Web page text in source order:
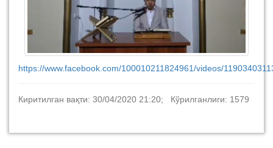
https://www.facebook.com/100010211824961/videos/
Киритилган вақти: 30/04/2020 21:20; Кўрилганлиги: 1579